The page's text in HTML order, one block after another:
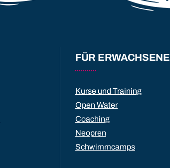
FÜR ERWACHSENE
Kurse und Training
Open Water
Coaching
Neopren
Schwimmcamps